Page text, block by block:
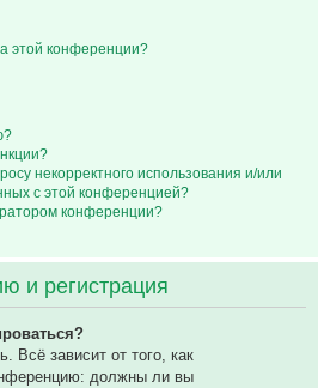
этой конференции?
некорректного использования и/или
с этой конференцией?
конференции?
и регистрация
Всё зависит от того, как
должны ли вы